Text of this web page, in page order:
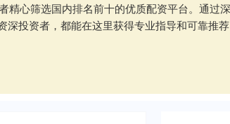
心筛选国内排名前十的优质配资平台。通过
投资者，都能在这里获得专业指导和可靠推